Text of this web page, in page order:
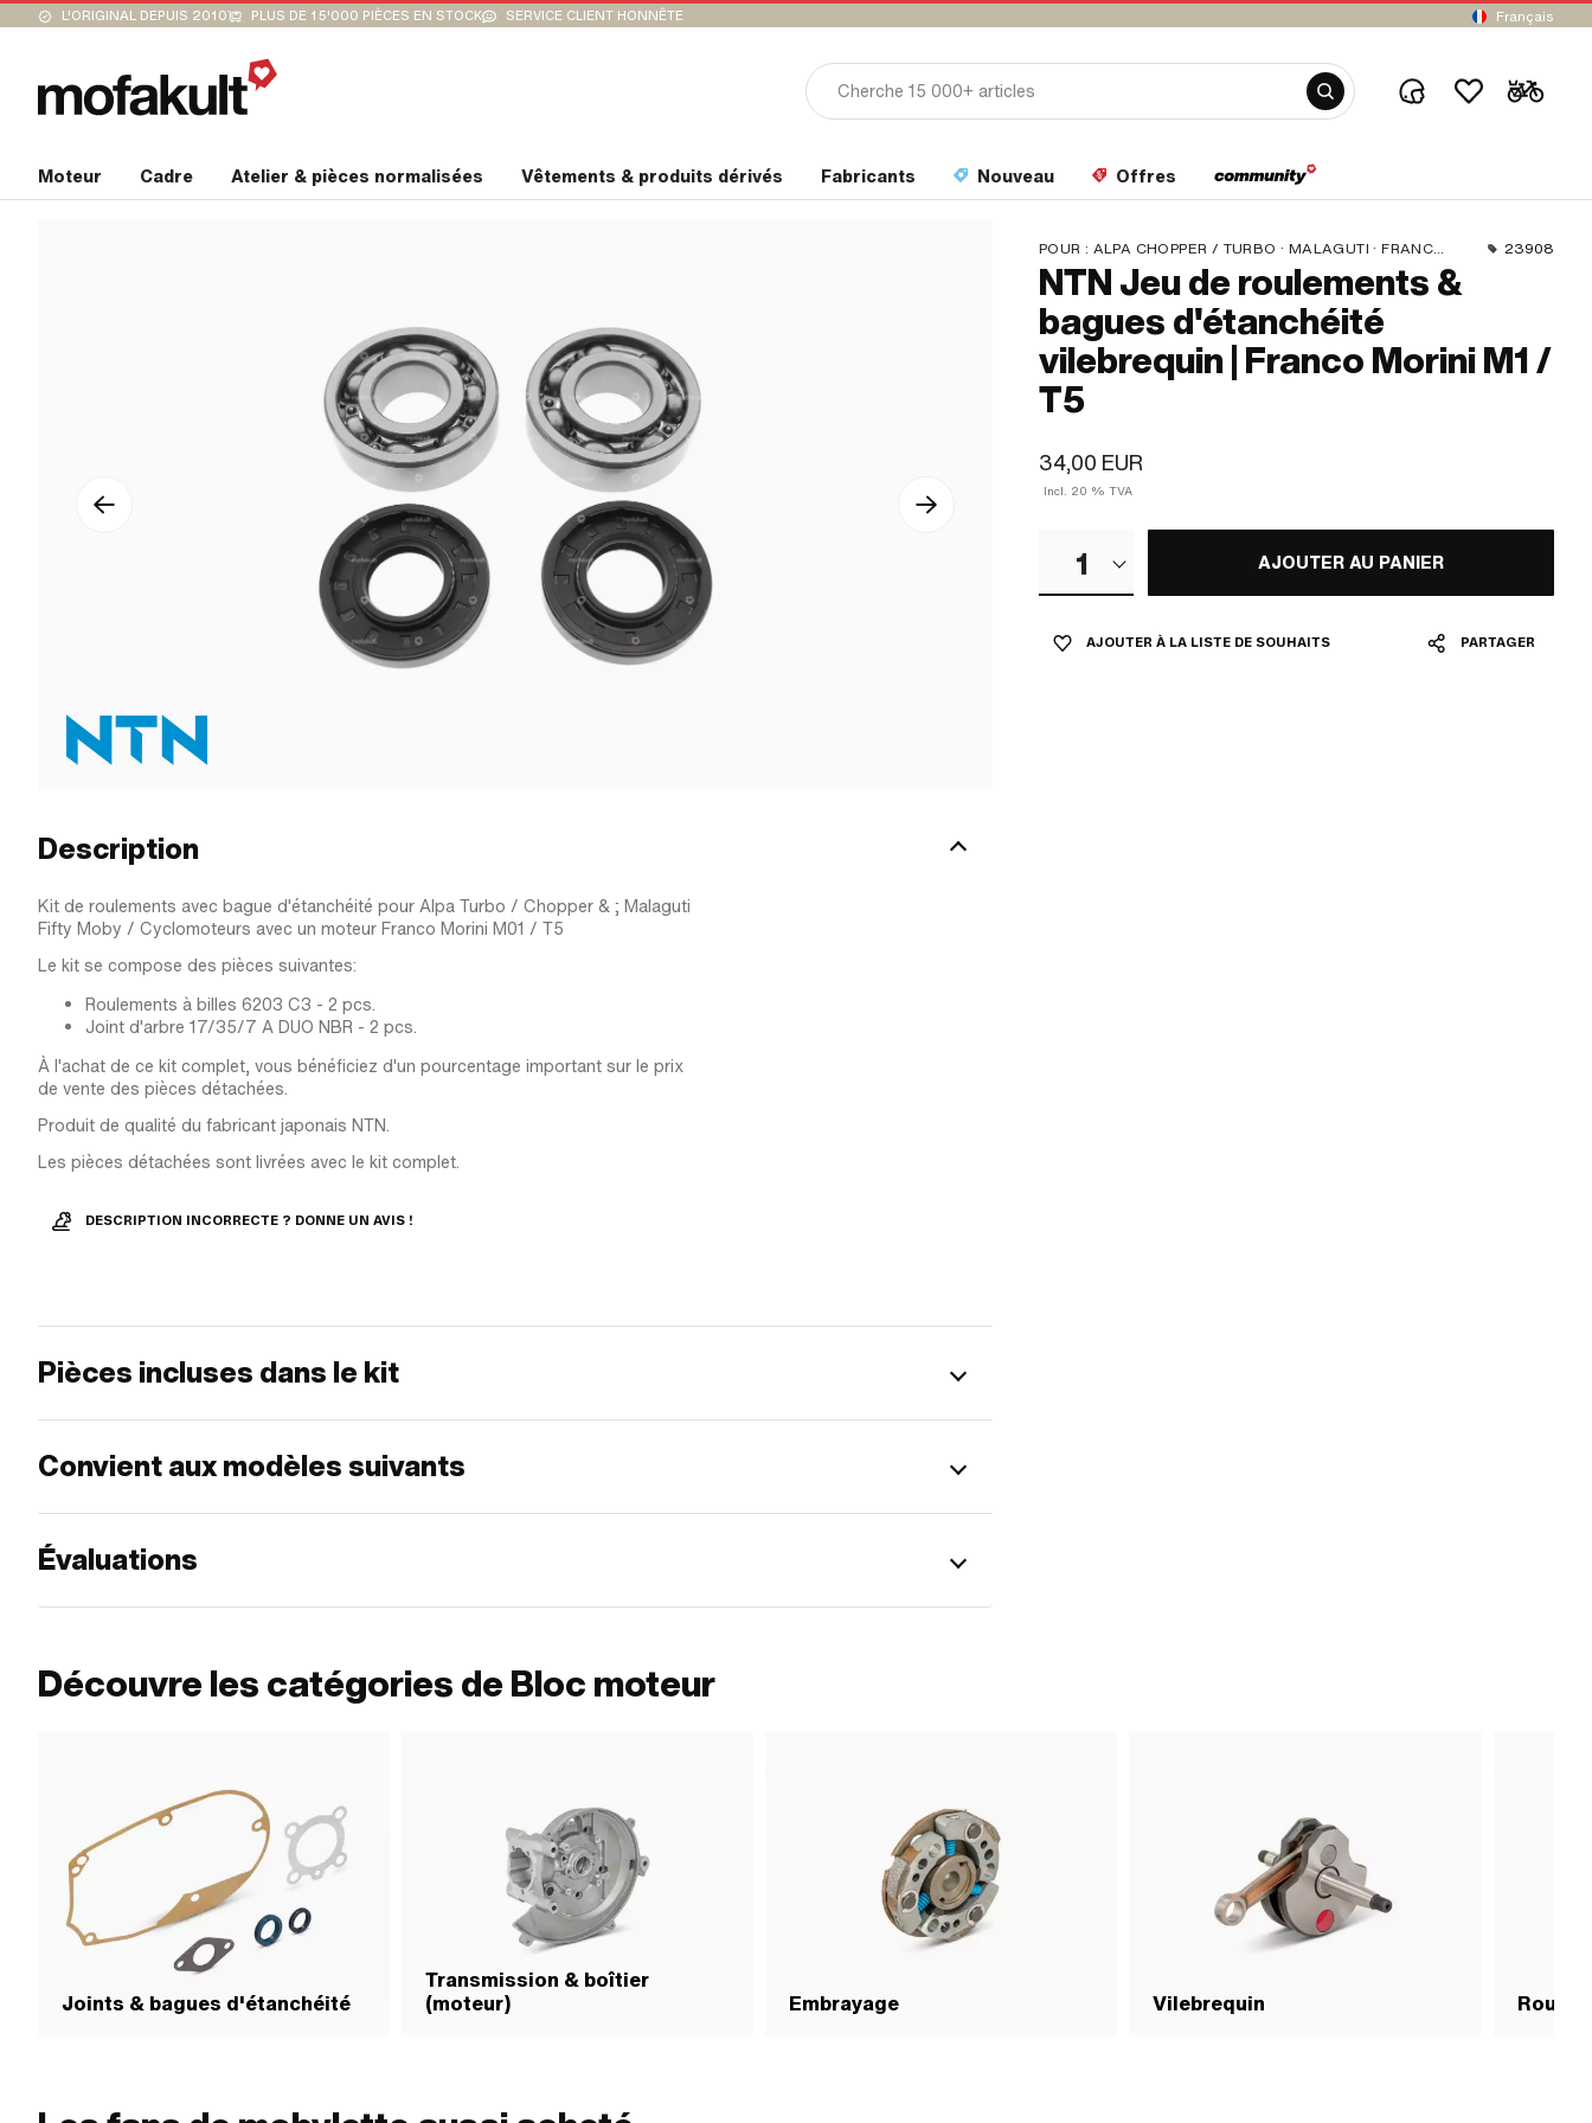
L'ORIGINAL DEPUIS 2010 PLUS DE 15'000 PIÈCES EN STOCK SERVICE CLIENT HONNÊTE Français
Moteur Cadre Atelier & pièces normalisées Vêtements & produits dérivés Fabricants Nouveau Offres
POUR : ALPA CHOPPER / TURBO · MALAGUTI · FRANCO MORINI 23908
NTN Jeu de roulements &
bagues d'étanchéité
vilebrequin | Franco Morini M1 /
T5
34,00 EUR
Incl. 20 % TVA
1 AJOUTER AU PANIER
AJOUTER À LA LISTE DE SOUHAITS PARTAGER
Description
Kit de roulements avec bague d'étanchéité pour Alpa Turbo / Chopper & ; Malaguti
Fifty Moby / Cyclomoteurs avec un moteur Franco Morini M01 / T5
Le kit se compose des pièces suivantes:
Roulements à billes 6203 C3 - 2 pcs.
Joint d'arbre 17/35/7 A DUO NBR - 2 pcs.
À l'achat de ce kit complet, vous bénéficiez d'un pourcentage important sur le prix
de vente des pièces détachées.
Produit de qualité du fabricant japonais NTN.
Les pièces détachées sont livrées avec le kit complet.
DESCRIPTION INCORRECTE ? DONNE UN AVIS !
Pièces incluses dans le kit
Convient aux modèles suivants
Évaluations
Découvre les catégories de Bloc moteur
Joints & bagues d'étanchéité
Transmission & boîtier
(moteur)
Embrayage Vilebrequin